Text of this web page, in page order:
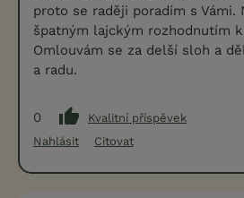
proto se raději poradím s Vámi.
špatným lajckým rozhodnutím
Omlouvám se za delší sloh a
a radu.
0
Kvalitní příspěvek
Nahlásit
Citovat